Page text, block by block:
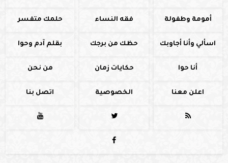
أمومة وطفولة فقه النساء حلمك متفسر
اسألي وأنا أجاوبك حظك من برجك بقلم آدم وحوا
أنا حوا حكايات زمان من نحن
اعلن معنا الخصوصية اتصل بنا



